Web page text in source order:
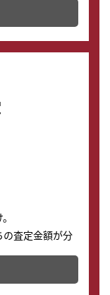
とが可能で
査定金額が分